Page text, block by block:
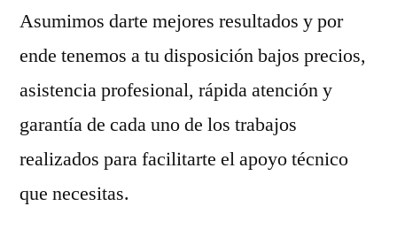
Asumimos darte mejores resultados y por
ende tenemos a tu disposición bajos precios,
asistencia profesional, rápida atención y
garantía de cada uno de los trabajos
realizados para facilitarte el apoyo técnico
que necesitas.